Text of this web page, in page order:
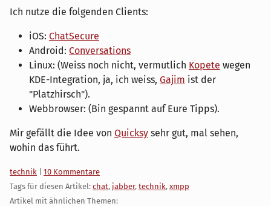
Ich nutze die folgenden Clients:
iOS: ChatSecure
Android: Conversations
Linux: (Weiss noch nicht, vermutlich Kopete wegen
KDE-Integration, ja, ich weiss, Gajim ist der
"Platzhirsch").
Webbrowser: (Bin gespannt auf Eure Tipps).
Mir gefällt die Idee von Quicksy sehr gut, mal sehen,
wohin das führt.
Kategorien:
technik
10 Kommentare
Tags für diesen Artikel: chat, jabber, technik, xmpp
Artikel mit ähnlichen Themen: